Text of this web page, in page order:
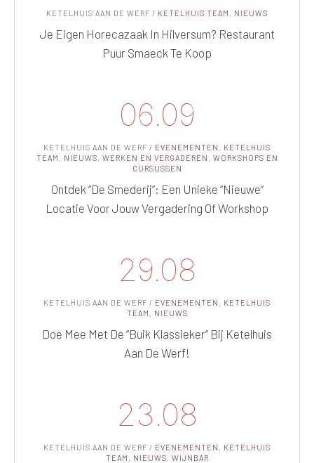
KETELHUIS AAN DE WERF / KETELHUIS TEAM , NIEUWS
Je Eigen Horecazaak In Hilversum? Restaurant
Puur Smaeck Te Koop
06.09
KETELHUIS AAN DE WERF / EVENEMENTEN , KETELHUIS
TEAM , NIEUWS, WERKEN EN VERGADEREN , WORKSHOPS EN
CURSUSSEN
Ontdek “De Smederij”: Een Unieke “nieuwe”
Locatie Voor Jouw Vergadering Of Workshop
29.08
KETELHUIS AAN DE WERF / EVENEMENTEN , KETELHUIS
TEAM , NIEUWS
Doe Mee Met De “Buik Klassieker” Bij Ketelhuis
Aan De Werf!
23.08
KETELHUIS AAN DE WERF / EVENEMENTEN , KETELHUIS
TEAM , NIEUWS, WIJNBAR